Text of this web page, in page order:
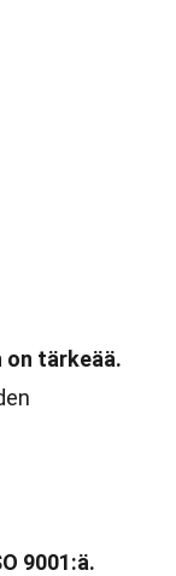
on tärkeää.
9001:ä.